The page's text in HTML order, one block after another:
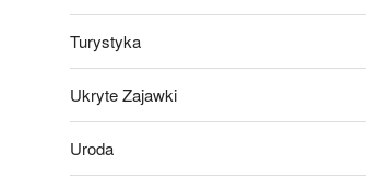
Turystyka
Ukryte Zajawki
Uroda